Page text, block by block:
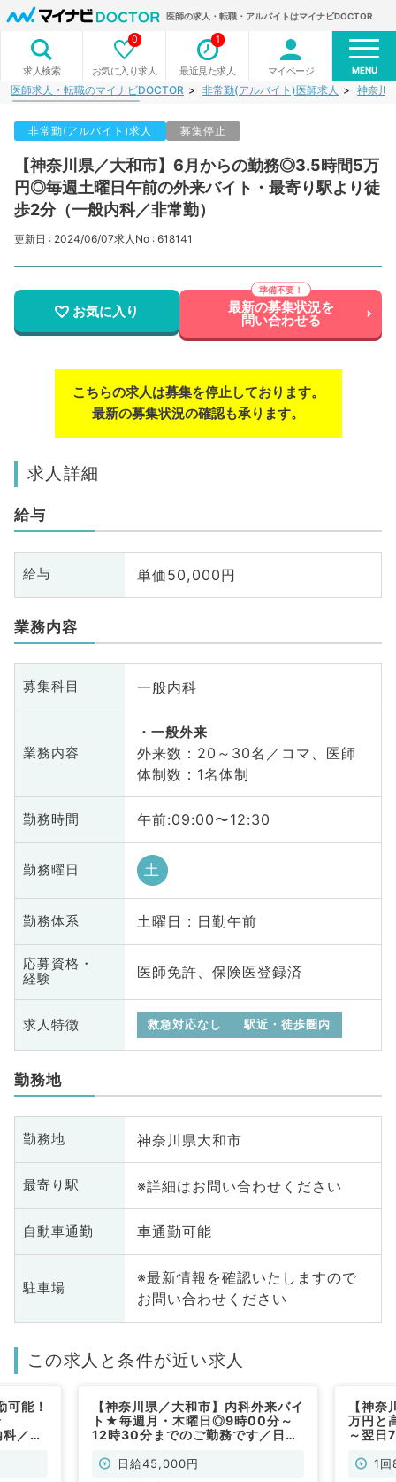
医師の求人・転職・アルバイトはマイナビDOCTOR
求人検索 お気に入り求人
0
最近見た求人
1
マイページ MENU
医師求人・転職のマイナビDOCTOR 非常勤(アルバイト)医師求人 神奈川
非常勤(アルバイト)求人 募集停止
【神奈川県／大和市】6月からの勤務◎3.5時間5万
円◎毎週土曜日午前の外来バイト・最寄り駅より徒
歩2分（一般内科／非常勤）
更新日 : 2024/06/07求人No : 618141
お気に入り 最新の募集状況を
問い合わせる
こちらの求人は募集を停止しております。
最新の募集状況の確認も承ります。
求人詳細
給与
給与 単価50,000円
業務内容
募集科目 一般内科
業務内容
一般外来
外来数：20～30名／コマ、医師
体制数：1名体制
勤務時間 午前:09:00〜12:30
勤務曜日 土
勤務体系 土曜日 : 日勤午前
応募資格・
経験
医師免許、保険医登録済
求人特徴 救急対応なし 駅近・徒歩圏内
勤務地
勤務地 神奈川県大和市
最寄り駅 ※詳細はお問い合わせください
自動車通勤 車通勤可能
駐車場
※最新情報を確認いたしますので
お問い合わせください
この求人と条件が近い求人
可能！
／非
【神奈川県／大和市】内科外来バイ
ト★毎週月・木曜日◎9時00分～
12時30分までのご勤務です／日給
務です（一般内科／非常勤）
日給45,000円
【神
万円と
～翌日
徒歩2
1